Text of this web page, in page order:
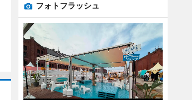
フォトフラッシュ